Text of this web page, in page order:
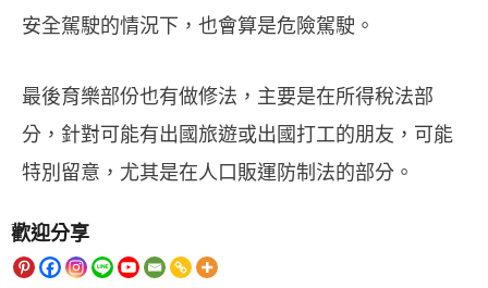
安全駕駛的情況下，也會算是危險駕駛。
最後育樂部份也有做修法，主要是在所得稅法部
分，針對可能有出國旅遊或出國打工的朋友，可能
特別留意，尤其是在人口販運防制法的部分。
歡迎分享